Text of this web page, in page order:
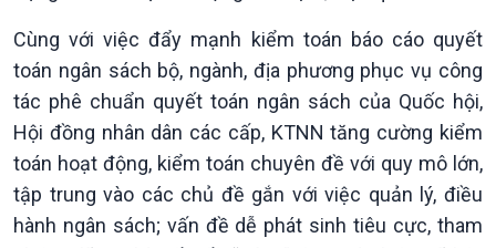
Xã hội
Tin Đời sống & Xã hội
360 độ Sức khỏe
Chuyển đổi Xanh
Tài nguyên và Môi trường
Chuyên gia của bạn
Khoa học & Công nghệ
Tin Khoa học & Công nghệ
Kết nối công nghệ
Sống chung với biến đổi
khí hậu
Cùng với việc đẩy mạnh kiểm toán báo cáo quyết
toán ngân sách bộ, ngành, địa phương phục vụ công
tác phê chuẩn quyết toán ngân sách của Quốc hội,
Hội đồng nhân dân các cấp, KTNN tăng cường kiểm
toán hoạt động, kiểm toán chuyên đề với quy mô lớn,
tập trung vào các chủ đề gắn với việc quản lý, điều
hành ngân sách; vấn đề dễ phát sinh tiêu cực, tham